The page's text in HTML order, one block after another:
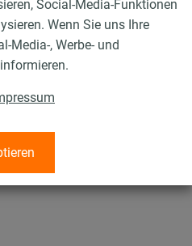
Social-Media-Funktionen
Wenn Sie uns Ihre
Media-, Werbe- und
- 28/30